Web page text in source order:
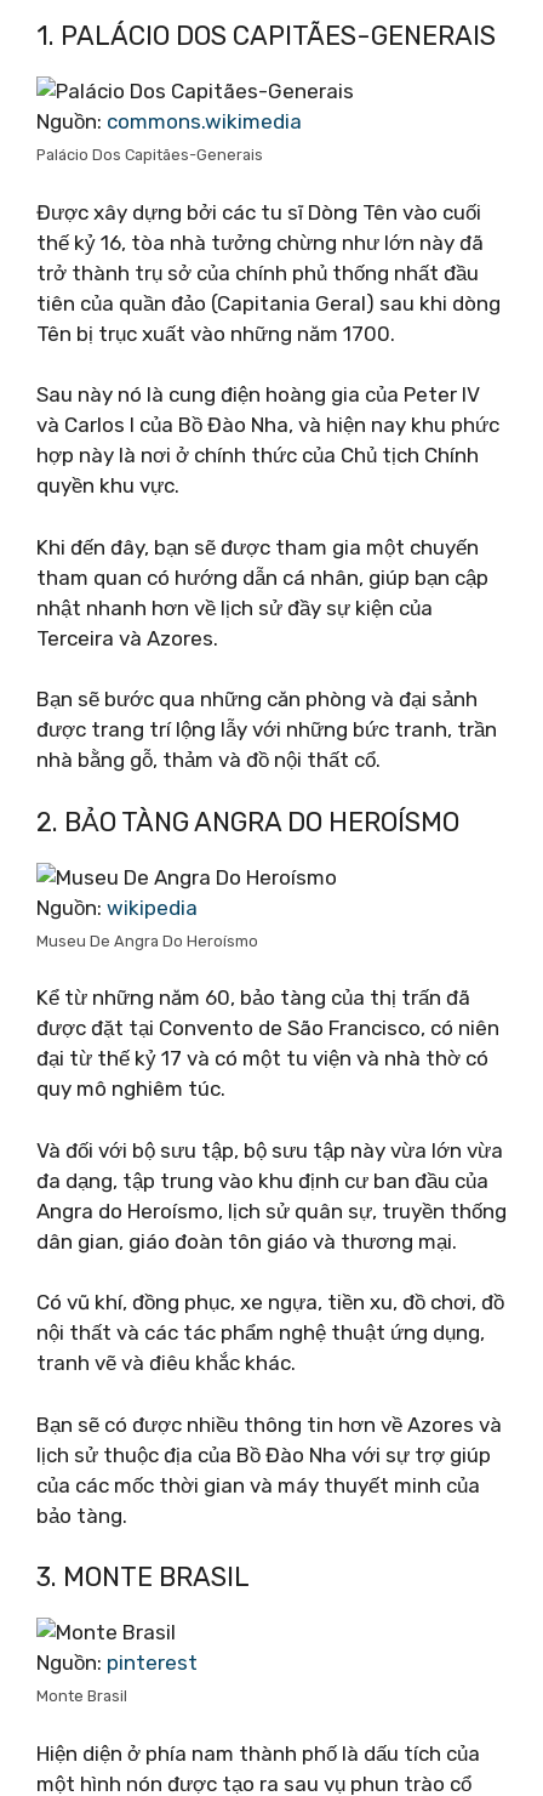
1. PALÁCIO DOS CAPITÃES-GENERAIS
Nguồn: commons.wikimedia
Palácio Dos Capitães-Generais
Được xây dựng bởi các tu sĩ Dòng Tên vào cuối
thế kỷ 16, tòa nhà tưởng chừng như lớn này đã
trở thành trụ sở của chính phủ thống nhất đầu
tiên của quần đảo (Capitania Geral) sau khi dòng
Tên bị trục xuất vào những năm 1700.
Sau này nó là cung điện hoàng gia của Peter IV
và Carlos I của Bồ Đào Nha, và hiện nay khu phức
hợp này là nơi ở chính thức của Chủ tịch Chính
quyền khu vực.
Khi đến đây, bạn sẽ được tham gia một chuyến
tham quan có hướng dẫn cá nhân, giúp bạn cập
nhật nhanh hơn về lịch sử đầy sự kiện của
Terceira và Azores.
Bạn sẽ bước qua những căn phòng và đại sảnh
được trang trí lộng lẫy với những bức tranh, trần
nhà bằng gỗ, thảm và đồ nội thất cổ.
2. BẢO TÀNG ANGRA DO HEROÍSMO
Nguồn: wikipedia
Museu De Angra Do Heroísmo
Kể từ những năm 60, bảo tàng của thị trấn đã
được đặt tại Convento de São Francisco, có niên
đại từ thế kỷ 17 và có một tu viện và nhà thờ có
quy mô nghiêm túc.
Và đối với bộ sưu tập, bộ sưu tập này vừa lớn vừa
đa dạng, tập trung vào khu định cư ban đầu của
Angra do Heroísmo, lịch sử quân sự, truyền thống
dân gian, giáo đoàn tôn giáo và thương mại.
Có vũ khí, đồng phục, xe ngựa, tiền xu, đồ chơi, đồ
nội thất và các tác phẩm nghệ thuật ứng dụng,
tranh vẽ và điêu khắc khác.
Bạn sẽ có được nhiều thông tin hơn về Azores và
lịch sử thuộc địa của Bồ Đào Nha với sự trợ giúp
của các mốc thời gian và máy thuyết minh của
bảo tàng.
3. MONTE BRASIL
Nguồn: pinterest
Monte Brasil
Hiện diện ở phía nam thành phố là dấu tích của
một hình nón được tạo ra sau vụ phun trào cổ